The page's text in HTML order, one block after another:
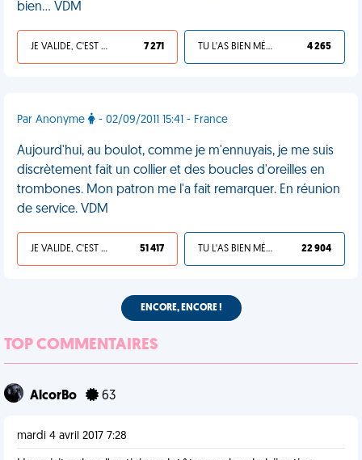
bien… VDM
JE VALIDE, C'EST UNE VDM 7 271 TU L'AS BIEN MÉRITÉ 4 265
Par Anonyme - 02/09/2011 15:41 - France
Aujourd'hui, au boulot, comme je m'ennuyais, je me suis
discrètement fait un collier et des boucles d'oreilles en
trombones. Mon patron me l'a fait remarquer. En réunion
de service. VDM
JE VALIDE, C'EST UNE VDM 51 417 TU L'AS BIEN MÉRITÉ 22 904
ENCORE, ENCORE !
TOP COMMENTAIRES
AlcorBo 63
mardi 4 avril 2017 7:28